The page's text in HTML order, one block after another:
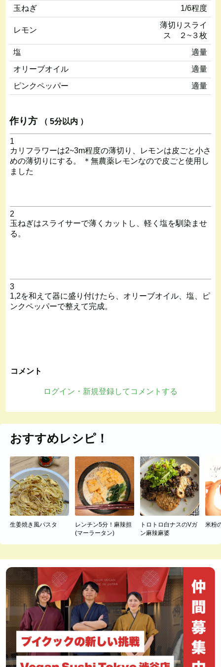
玉ねぎ
1/6程度
レモン
薄切りスライ
ス ２~３枚
塩
適量
オリーブオイル
適量
ピンクペッパー
適量
作り方 （ 5分以内 ）
1
カリフラワーは2~3m程度の薄切り、レモンは皮ごと小さ
めの薄切りにする。 ＊無農薬レモンなので皮ごと使用し
ました
2
玉ねぎはスライサーで薄くカットし、軽く塩を馴染ませ
る。
3
1,2を和えて器に盛り付けたら、オリーブオイル、塩、ピ
ンクペッパーで整えて完成。
コメント
ログイン・新規登録してコメントする
おすすめレシピ！
生姜焼き風パスタ
レンチン5分！麻辣担
(マーラータン)
トロトロ白ナスのVガ
ン麻辣麻婆
米粉